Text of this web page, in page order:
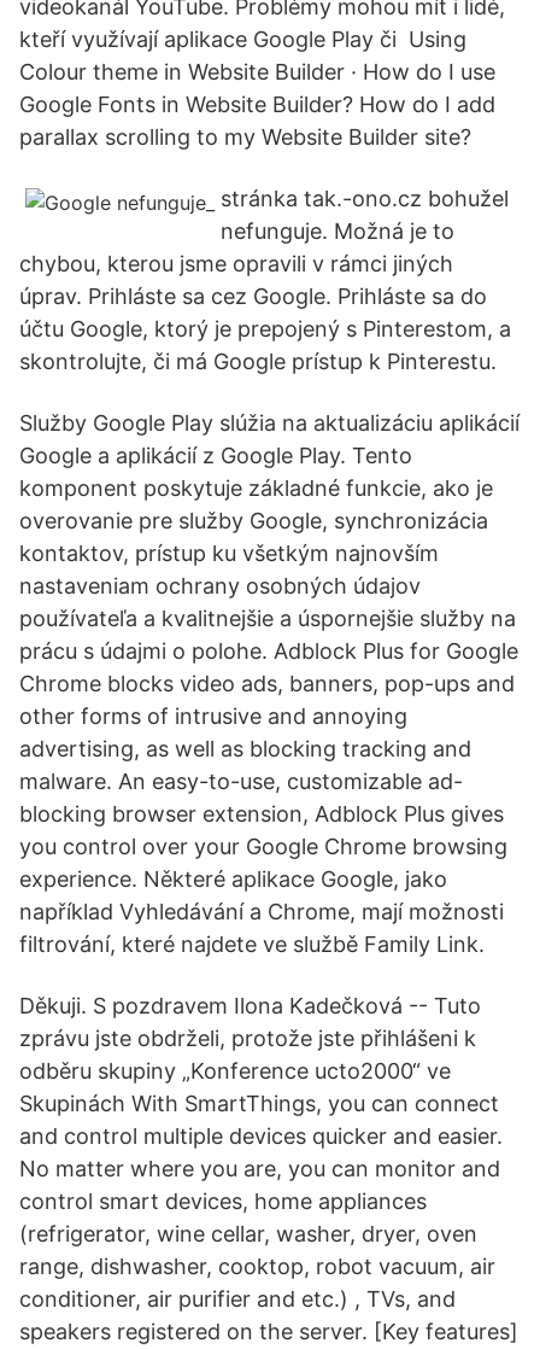
videokanál YouTube. Problémy mohou mít i lidé,
kteří využívají aplikace Google Play či Using
Colour theme in Website Builder · How do I use
Google Fonts in Website Builder? How do I add
parallax scrolling to my Website Builder site?
stránka tak.-ono.cz bohužel
nefunguje. Možná je to
chybou, kterou jsme opravili v rámci jiných
úprav. Prihláste sa cez Google. Prihláste sa do
účtu Google, ktorý je prepojený s Pinterestom, a
skontrolujte, či má Google prístup k Pinterestu.
Služby Google Play slúžia na aktualizáciu aplikácií
Google a aplikácií z Google Play. Tento
komponent poskytuje základné funkcie, ako je
overovanie pre služby Google, synchronizácia
kontaktov, prístup ku všetkým najnovším
nastaveniam ochrany osobných údajov
používateľa a kvalitnejšie a úspornejšie služby na
prácu s údajmi o polohe. Adblock Plus for Google
Chrome blocks video ads, banners, pop-ups and
other forms of intrusive and annoying
advertising, as well as blocking tracking and
malware. An easy-to-use, customizable ad-
blocking browser extension, Adblock Plus gives
you control over your Google Chrome browsing
experience. Některé aplikace Google, jako
například Vyhledávání a Chrome, mají možnosti
filtrování, které najdete ve službě Family Link.
Děkuji. S pozdravem Ilona Kadečková -- Tuto
zprávu jste obdrželi, protože jste přihlášeni k
odběru skupiny „Konference ucto2000“ ve
Skupinách With SmartThings, you can connect
and control multiple devices quicker and easier.
No matter where you are, you can monitor and
control smart devices, home appliances
(refrigerator, wine cellar, washer, dryer, oven
range, dishwasher, cooktop, robot vacuum, air
conditioner, air purifier and etc.) , TVs, and
speakers registered on the server. [Key features]